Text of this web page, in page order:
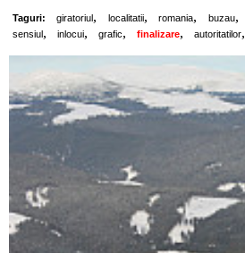
Taguri: giratoriul , localitatii, romania, buzau,
sensiul , inlocui, grafic, finalizare, autoritatilor,